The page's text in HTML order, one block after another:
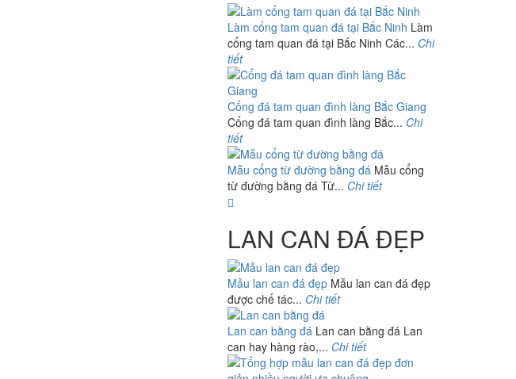
Làm cổng tam quan đá tại Bắc Ninh Làm
cổng tam quan đá tại Bắc Ninh Các... Chi
tiết
Cổng đá tam quan đình làng Bắc Giang
Cổng đá tam quan đình làng Bắc... Chi
tiết
Mẫu cổng từ đường bằng đáMẫu cổng
từ đường bằng đá Từ... Chi tiết
LAN CAN ĐÁ ĐẸP
Mẫu lan can đá đẹpMẫu lan can đá đẹp
được chế tác... Chi tiết
Lan can bằng đáLan can bằng đá Lan
can hay hàng rào,... Chi tiết